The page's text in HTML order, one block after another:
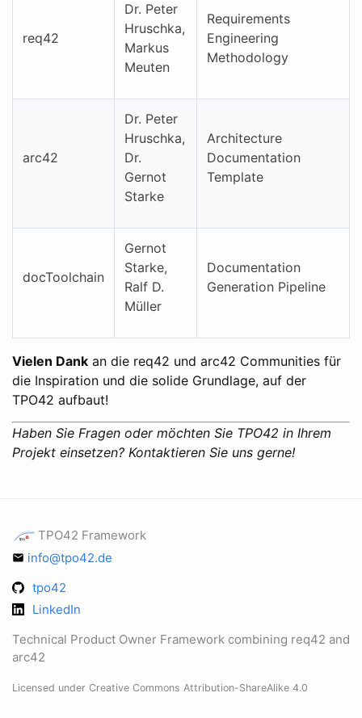
req42
Dr. Peter
Hruschka,
Markus
Meuten
Requirements
Engineering
Methodology
arc42
Dr. Peter
Hruschka,
Dr.
Gernot
Starke
Architecture
Documentation
Template
docToolchain
Gernot
Starke,
Ralf D.
Müller
Documentation
Generation Pipeline
Vielen Dank an die req42 und arc42 Communities für
die Inspiration und die solide Grundlage, auf der
TPO42 aufbaut!
Haben Sie Fragen oder möchten Sie TPO42 in Ihrem
Projekt einsetzen? Kontaktieren Sie uns gerne!
TPO42 Framework
info@tpo42.de
tpo42
LinkedIn
Technical Product Owner Framework combining req42 and
arc42
Licensed under Creative Commons Attribution-ShareAlike 4.0